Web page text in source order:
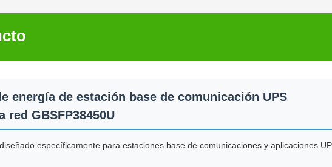
energía de estación base de comunicación UPS
GBSFP38450U
específicamente para estaciones base de comunicaciones y aplicaciones